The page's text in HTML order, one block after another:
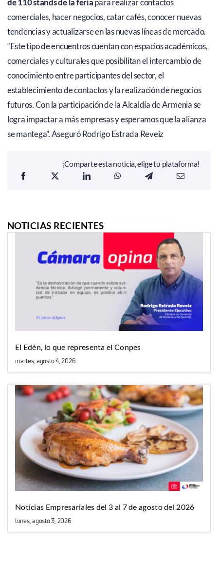
de 110 stands de la feriapara realizar contactos
comerciales, hacer negocios, catar cafés, conocer nuevas
tendencias y actualizarse en las nuevas líneas de mercado.
“Este tipo de encuentros cuentan con espacios académicos,
comerciales y culturales que posibilitan el intercambio de
conocimiento entre participantes del sector, el
establecimiento de contactos y la realización de negocios
futuros. Con la participación de la Alcaldía de Armenia se
logra impactar a más empresas y esperamos que la alianza
se mantega”. Aseguró Rodrigo Estrada Reveiz
¡Comparte esta noticia, elige tu plataforma!
NOTICIAS RECIENTES
El Edén, lo que representa el Conpes
martes, agosto 4, 2026
Noticias Empresariales del 3 al 7 de agosto del 2026
lunes, agosto 3, 2026